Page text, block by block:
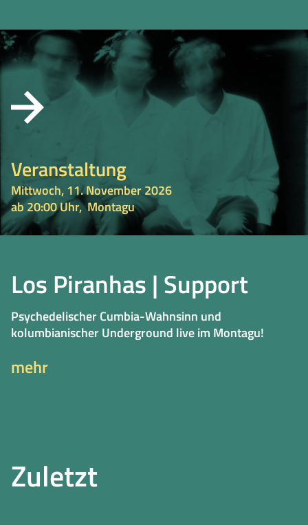
Veranstaltung
Mittwoch, 11. November 2026
ab 20:00 Uhr,Montagu
Los Piranhas | Support
Psychedelischer Cumbia-Wahnsinn und
kolumbianischer Underground live im Montagu!
mehr
Zuletzt